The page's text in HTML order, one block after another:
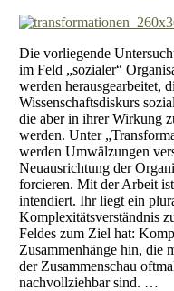
Die vorliegende
im Feld „sozialer“
werden herausgearbeitet,
Wissenschaftsdiskurs
die aber in ihrer Wirkung
werden. Unter
werden Umwälzungen
Neuausrichtung der
forcieren. Mit der Arbeit
intendiert. Ihr liegt ein
Komplexitätsverständnis
Feldes zum Ziel hat:
Zusammenhänge hin, die
der Zusammenschau
nachvollziehbar sind. …